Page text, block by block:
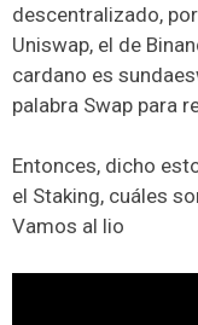
descentralizado,
Uniswap, el de
cardano es
palabra Swap para
Entonces, dicho
el Staking, cuáles
Vamos al lio